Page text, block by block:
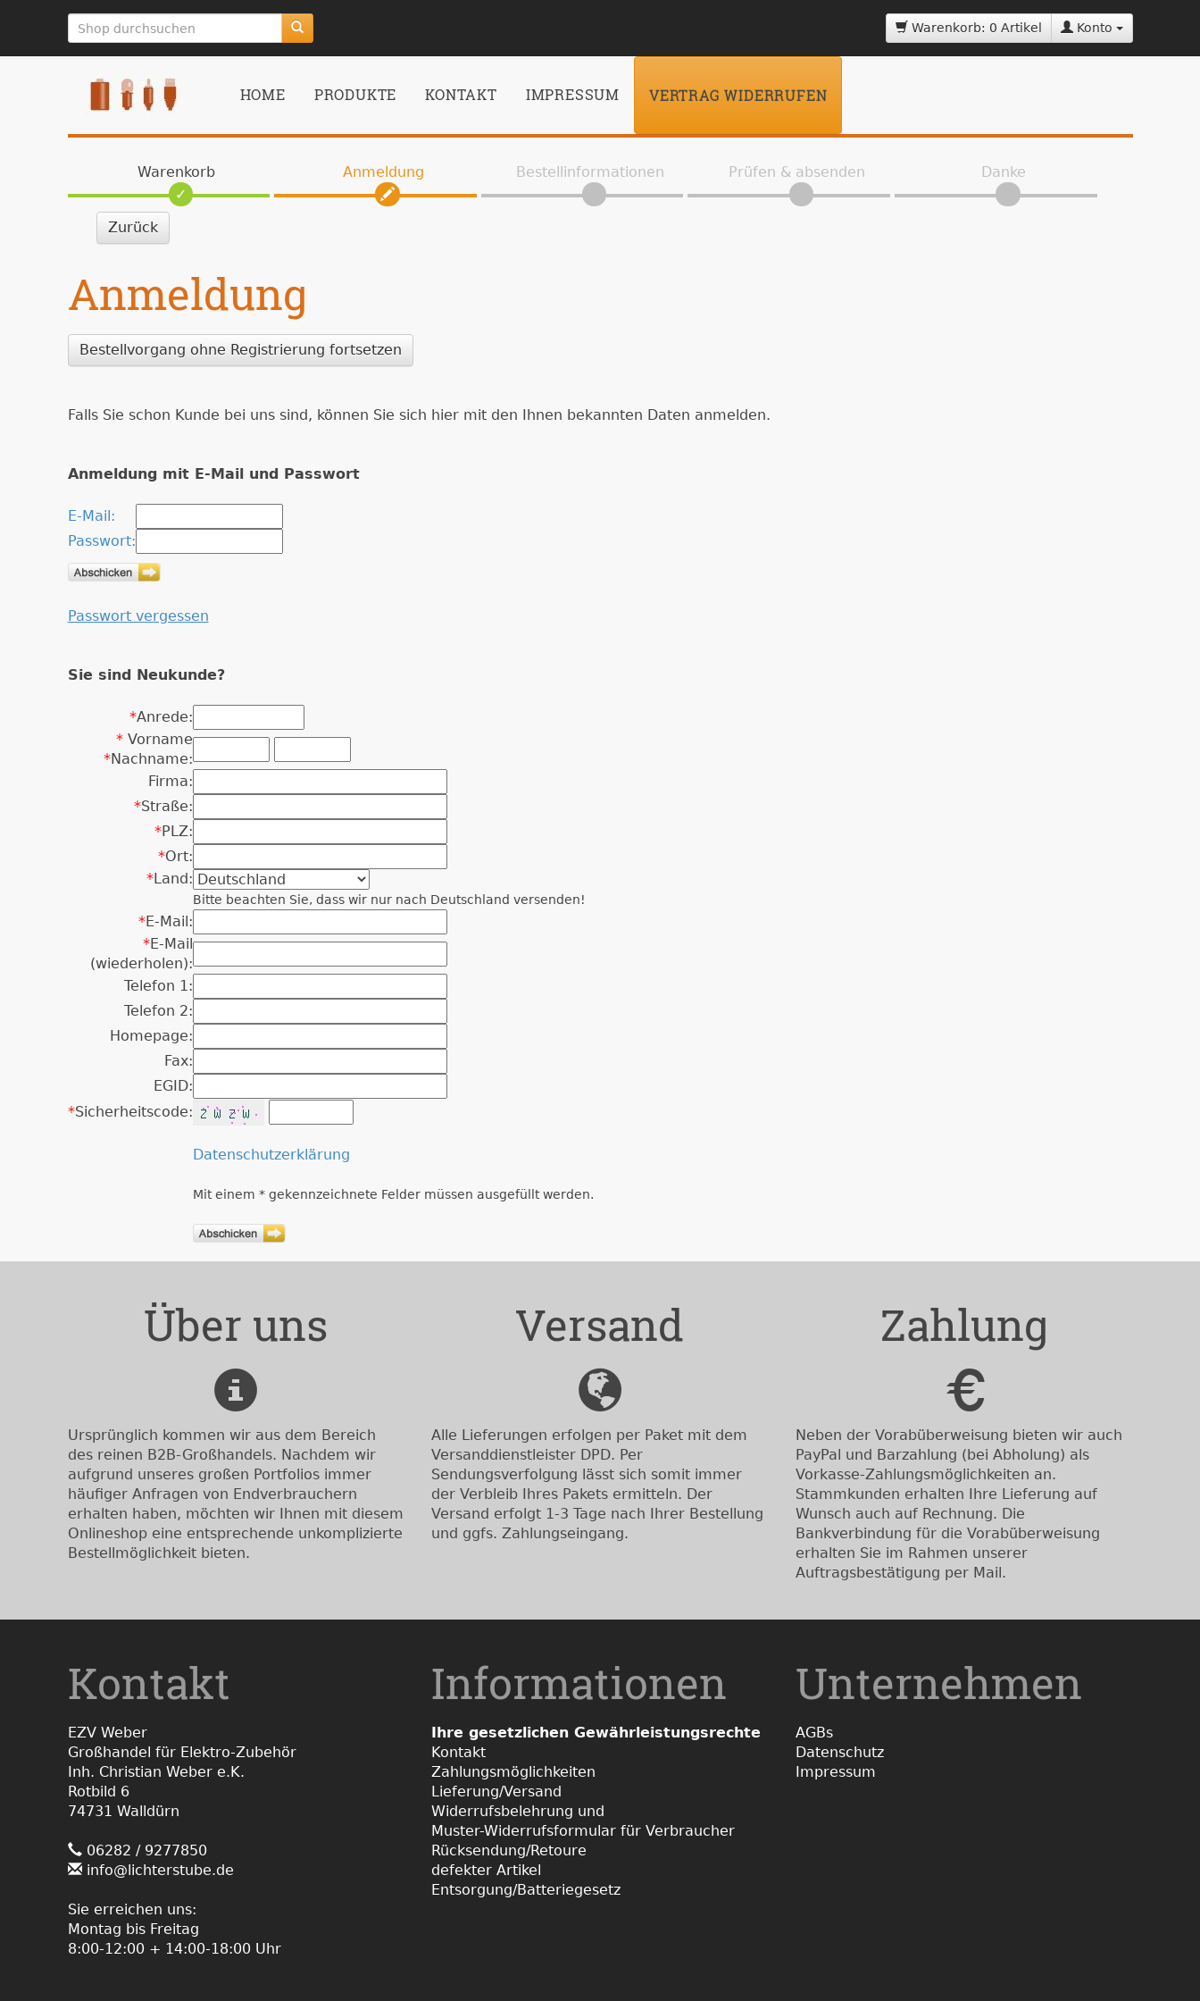
Hauptinhalt
springen
Warenkorb: 0 Artikel Konto
HOME PRODUKTE KONTAKT IMPRESSUM VERTRAG WIDERRUFEN
Warenkorb Anmeldung Bestellinformationen Prüfen & absenden Danke
Zurück
Anmeldung
Bestellvorgang ohne Registrierung fortsetzen
Falls Sie schon Kunde bei uns sind, können Sie sich hier mit den Ihnen bekannten Daten anmelden.
Anmeldung mit E-Mail und Passwort
E-Mail:
Passwort:
Passwort vergessen
Sie sind Neukunde?
*Anrede:
*Vorname
*Nachname:
Firma:
*Straße:
*PLZ:
*Ort:
*Land:
Bitte beachten Sie, dass wir nur nach Deutschland versenden!
*E-Mail:
*E-Mail
(wiederholen):
Telefon 1:
Telefon 2:
Homepage:
Fax:
EGID:
*Sicherheitscode:
Datenschutzerklärung
Mit einem * gekennzeichnete Felder müssen ausgefüllt werden.
Über uns
Ursprünglich kommen wir aus dem Bereich
des reinen B2B-Großhandels. Nachdem wir
aufgrund unseres großen Portfolios immer
häufiger Anfragen von Endverbrauchern
erhalten haben, möchten wir Ihnen mit diesem
Onlineshop eine entsprechende unkomplizierte
Bestellmöglichkeit bieten.
Versand
Alle Lieferungen erfolgen per Paket mit dem
Versanddienstleister DPD. Per
Sendungsverfolgung lässt sich somit immer
der Verbleib Ihres Pakets ermitteln. Der
Versand erfolgt 1-3 Tage nach Ihrer Bestellung
und ggfs. Zahlungseingang.
Zahlung
Neben der Vorabüberweisung bieten wir auch
PayPal und Barzahlung (bei Abholung) als
Vorkasse-Zahlungsmöglichkeiten an.
Stammkunden erhalten Ihre Lieferung auf
Wunsch auch auf Rechnung. Die
Bankverbindung für die Vorabüberweisung
erhalten Sie im Rahmen unserer
Auftragsbestätigung per Mail.
Kontakt
EZV Weber
Großhandel für Elektro-Zubehör
Inh. Christian Weber e.K.
Rotbild 6
74731 Walldürn
06282 / 9277850
info@lichterstube.de
Sie erreichen uns:
Montag bis Freitag
8:00-12:00 + 14:00-18:00 Uhr
Informationen
Ihre gesetzlichen Gewährleistungsrechte
Kontakt
Zahlungsmöglichkeiten
Lieferung/Versand
Widerrufsbelehrung und
Muster-Widerrufsformular für Verbraucher
Rücksendung/Retoure
defekter Artikel
Entsorgung/Batteriegesetz
Unternehmen
AGBs
Datenschutz
Impressum